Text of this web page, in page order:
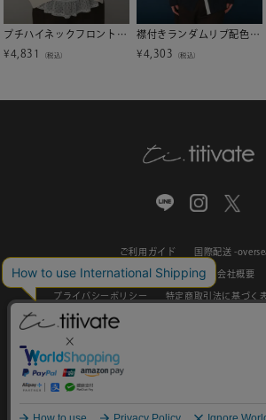
プチハイネックフロントギャザーボタンニット【miette ミエット】【メール便可／100】
¥4,831 （税込）
襟付きランダムリブ配色ニットカーディガン【miette ミエット】
¥4,303 （税込）
ご利用ガイド 国際配送 -
お問い合わせ 会社概要
プライバシーポリシー 特定商取引法に基づく